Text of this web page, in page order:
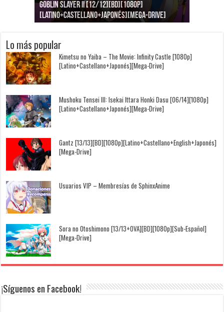
Goblin Slayer II [12/12][BD][1080p]
[Latino+Castellano+Japonés][Mega-Drive]
Jujutsu Kaisen: Kaigyoku/Gyokusetsu [1080p]
[Latino+Japonés][Mega-Drive]
Kimi to, Nami ni Noretara [BD][1080p]
[Latino+Castellano+Japonés][Mega-Drive]
Nukitashi the Animation [11/11+OVAS][BD]
[1080p][Sub-Español][Mega-Drive]
Kimi wa Houkago Insomnia [13/13][BD][1080p]
[Castellano+English+Japonés][Mega-Drive]
Getsuyoubi no Tawawa [12/12+Especiales][BD]
[1080p][Sub-Español][Mega-Drive]
Lo más popular
Kimetsu no Yaiba – The Movie: Infinity Castle [1080p]
[Latino+Castellano+Japonés][Mega-Drive]
Mushoku Tensei III: Isekai Ittara Honki Dasu [06/14][1080p]
[Latino+Castellano+Japonés][Mega-Drive]
Gantz [13/13][BD][1080p][Latino+Castellano+English+Japonés]
[Mega-Drive]
Usuarios VIP – Membresías de SphinxAnime
Sora no Otoshimono [13/13+OVA][BD][1080p][Sub-Español]
[Mega-Drive]
¡Síguenos en Facebook!